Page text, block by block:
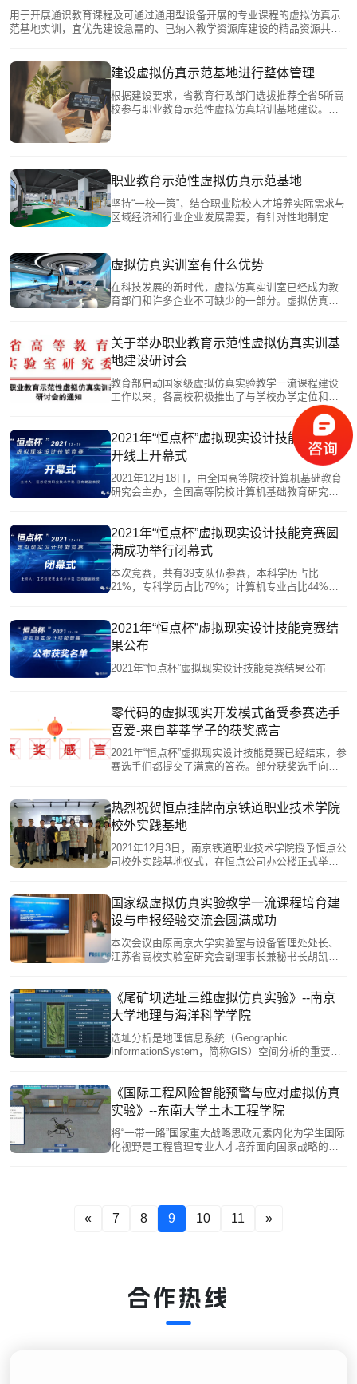
用于开展通识教育课程及可通过通用型设备开展的专业课程的虚拟仿真示
范基地实训，宜优先建设急需的、已纳入教学资源库建设的精品资源共享
建设虚拟仿真示范基地进行整体管理
根据建设要求，省教育行政部门选拔推荐全省5所高
校参与职业教育示范性虚拟仿真培训基地建设。教
秀案例项目选择工作。
职业教育示范性虚拟仿真示范基地
坚持“一校一策”，结合职业院校人才培养实际需求与
区域经济和行业企业发展需要，有针对性地制定建
学校实际需要和当地产业需求的创新路径与方法，
突出专业特色，面向区域、面向行业、对接产业，
服务企业人才需求，助力经济社会高质量发展。
虚拟仿真实训室有什么优势
在科技发展的新时代，虚拟仿真实训室已经成为教
育部门和许多企业不可缺少的一部分。虚拟仿真实
东西都可以通过1:1的比例显示在模拟空间中。
关于举办职业教育示范性虚拟仿真实训基
地建设研讨会
教育部启动国家级虚拟仿真实验教学一流课程建设
工作以来，各高校积极推出了与学校办学定位和特
色优势相契合的虚拟仿真实验教学课程，这些课程
为2020年初的疫情期间“停课不停学”的线上实验教学
的开展创造了有利条件。国家级虚拟仿真实验教学
一流课程是目前教育部正在推进建设的新型实验课
程，也称为国家虚拟仿真实验教学项目，是实验教
学的基本单元。通过虚拟仿真实验教学项目的引入
2021年“恒点杯”虚拟现实设计技能竞赛召
开线上开幕式
2021年12月18日，由全国高等院校计算机基础教育
研究会主办，全国高等院校计算机基础教育研究会
实设计技能竞赛，通过网络竞赛的方式召开了线上
开幕式。
2021年“恒点杯”虚拟现实设计技能竞赛圆
满成功举行闭幕式
本次竞赛，共有39支队伍参赛，本科学历占比
21%，专科学历占比79%；计算机专业占比44%，
VRC-Editor虚拟仿真现实编程工具的使用方法，并
进行设计创造，呈现出了很多优秀的作品，表现出
了超强的学习能力。
2021年“恒点杯”虚拟现实设计技能竞赛结
果公布
2021年“恒点杯”虚拟现实设计技能竞赛结果公布
零代码的虚拟现实开发模式备受参赛选手
喜爱-来自莘莘学子的获奖感言
2021年“恒点杯”虚拟现实设计技能竞赛已经结束，参
赛选手们都提交了满意的答卷。部分获奖选手向我
热烈祝贺恒点挂牌南京铁道职业技术学院
校外实践基地
2021年12月3日，南京铁道职业技术学院授予恒点公
司校外实践基地仪式，在恒点公司办公楼正式举行
玲玲、产教融合处副处长巩芳等九位校领导及教
师、恒点公司总经理蒋法成及公司相关部门领导、
工程师出席了本次授牌仪式。
国家级虚拟仿真实验教学一流课程培育建
设与申报经验交流会圆满成功
本次会议由原南京大学实验室与设备管理处处长、
江苏省高校实验室研究会副理事长兼秘书长胡凯处
一流课程的建设与应用。
《尾矿坝选址三维虚拟仿真实验》--南京
大学地理与海洋科学学院
选址分析是地理信息系统（Geographic
InformationSystem，简称GIS）空间分析的重要应
能力，提升学生应用地理思维与GIS工具解决国民经
济和社会发展生产实践问题的综合分析能力。
《国际工程风险智能预警与应对虚拟仿真
实验》--东南大学土木工程学院
将“一带一路”国家重大战略思政元素内化为学生国际
化视野是工程管理专业人才培养面向国家战略的必
« 7 8 9 10 11 »
合作热线